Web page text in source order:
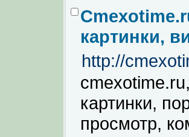
картинки,
http://
картинки,
просмотр,